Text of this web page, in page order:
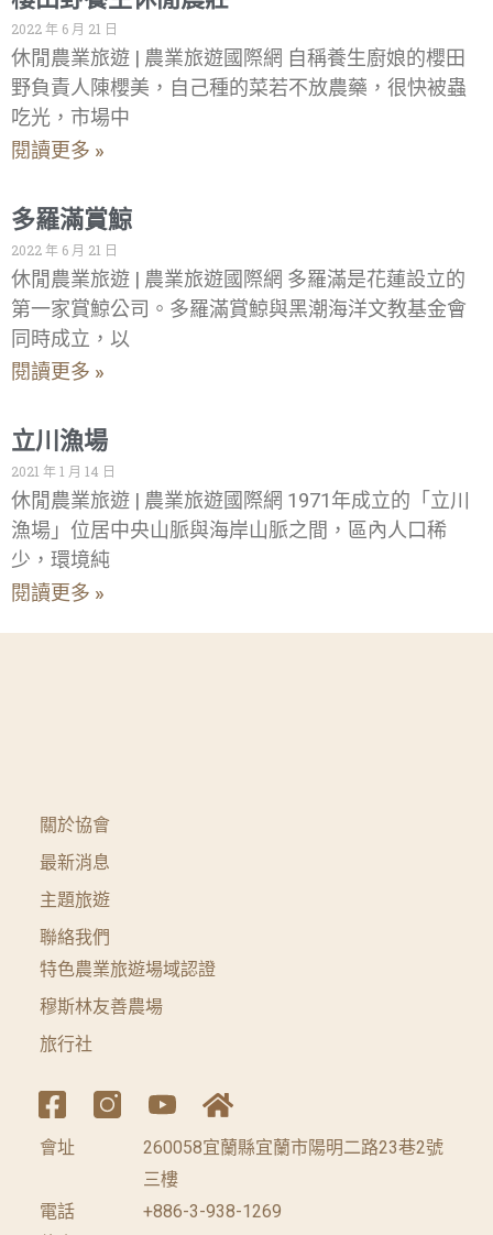
2022 年 6 月 21 日
休閒農業旅遊 | 農業旅遊國際網 自稱養生廚娘的櫻田
野負責人陳櫻美，自己種的菜若不放農藥，很快被蟲
吃光，市場中
閱讀更多 »
多羅滿賞鯨
2022 年 6 月 21 日
休閒農業旅遊 | 農業旅遊國際網 多羅滿是花蓮設立的
第一家賞鯨公司。多羅滿賞鯨與黑潮海洋文教基金會
同時成立，以
閱讀更多 »
立川漁場
2021 年 1 月 14 日
休閒農業旅遊 | 農業旅遊國際網 1971年成立的「立川
漁場」位居中央山脈與海岸山脈之間，區內人口稀
少，環境純
閱讀更多 »
關於協會
最新消息
主題旅遊
聯絡我們
特色農業旅遊場域認證
穆斯林友善農場
旅行社
會址
260058宜蘭縣宜蘭市陽明二路23巷2號
三樓
電話
+886-3-938-1269